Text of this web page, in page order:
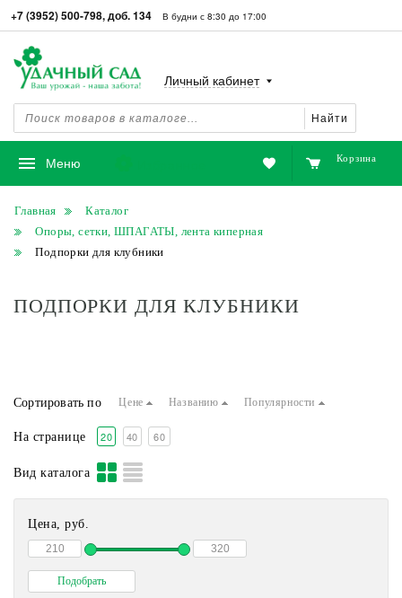
+7 (3952) 500-798, доб. 134 В будни с 8:30 до 17:00
Найти
Личный кабинет
Меню Корзина
Главная
Каталог
Опоры, сетки, ШПАГАТЫ, лента киперная
Подпорки для клубники
ПОДПОРКИ ДЛЯ КЛУБНИКИ
Сортировать по Цене Названию Популярности
На странице 20 40 60
Вид каталога
Цена, руб.